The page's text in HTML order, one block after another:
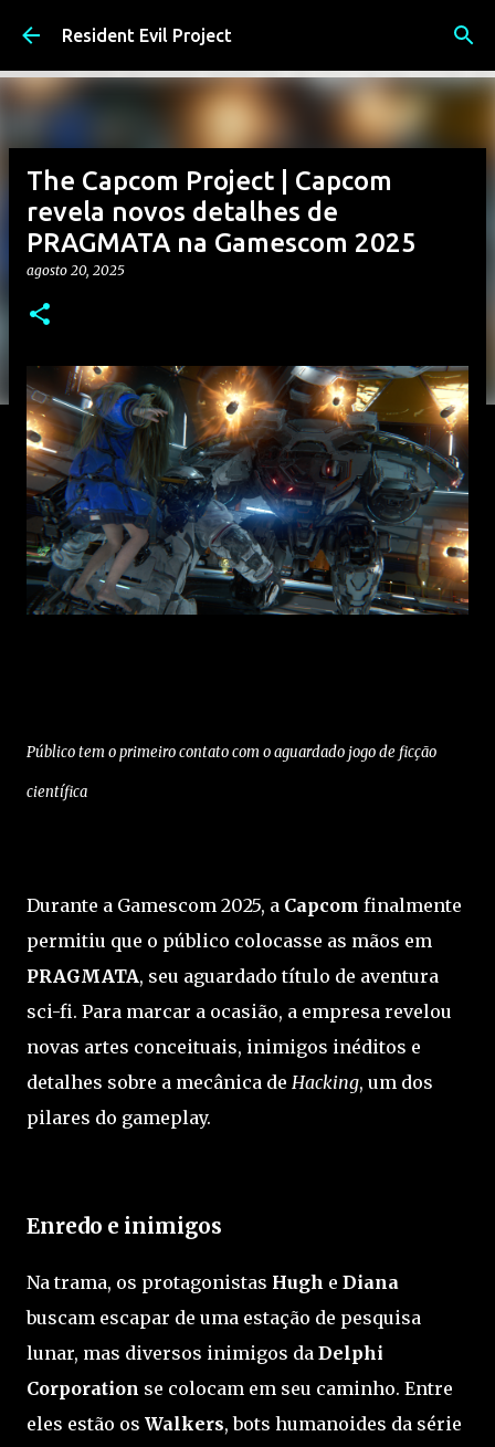
Pular para o conteúdo principal
Resident Evil Project
The Capcom Project | Capcom
revela novos detalhes de
PRAGMATA na Gamescom 2025
agosto 20, 2025
Público tem o primeiro contato com o aguardado jogo de ficção
científica
Durante a Gamescom 2025, a Capcom finalmente
permitiu que o público colocasse as mãos em
PRAGMATA, seu aguardado título de aventura
sci-fi. Para marcar a ocasião, a empresa revelou
novas artes conceituais, inimigos inéditos e
detalhes sobre a mecânica de Hacking, um dos
pilares do gameplay.
Enredo e inimigos
Na trama, os protagonistas Hugh e Diana
buscam escapar de uma estação de pesquisa
lunar, mas diversos inimigos da Delphi
Corporation se colocam em seu caminho. Entre
eles estão os Walkers, bots humanoides da série